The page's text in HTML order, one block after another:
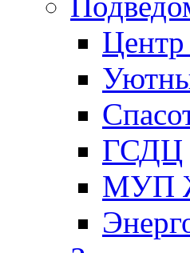
Центр
ГСДЦ
МУП